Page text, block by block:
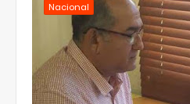
Nacional